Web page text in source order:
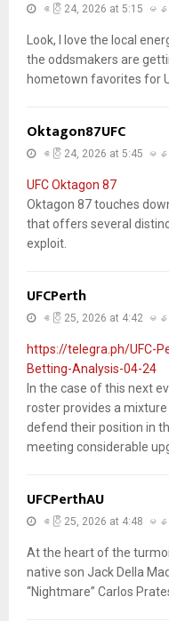
ဧပြီ 24, 2026 at 5:15 မ
Look, I love the local
the oddsmakers are
hometown favorites for
Oktagon87UFC
ဧပြီ 24, 2026 at 5:45 မ
UFC Oktagon 87
Oktagon 87 touches
that offers several
exploit.
UFCPerth
ဧပြီ 25, 2026 at 4:42 မ
https://telegra.ph/UFC-
Betting-Analysis-04-24
In the case of this next
roster provides a
defend their position in
meeting considerable
UFCPerthAU
ဧပြီ 25, 2026 at 4:48 မ
At the heart of the
native son Jack Della
“Nightmare” Carlos